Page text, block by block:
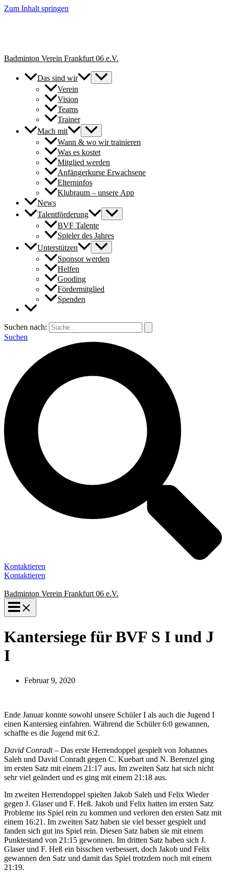
Zum Inhalt springen
Badminton Verein Frankfurt 06 e.V.
Das sind wir
Verein
Vision
Teams
Trainer
Mach mit
Wann & wo wir trainieren
Was es kostet
Mitglied werden
Anfängerkurse Erwachsene
Elterninfos
Klubraum – unsere App
News
Talentförderung
BVF Talente
Spieler des Jahres
Unterstützen
Sponsor werden
Helfen
Gooding
Fördermitglied
Spenden
Suchen nach:
Suchen
Kontaktieren
Kontaktieren
Badminton Verein Frankfurt 06 e.V.
Kantersiege für BVF S I und J
I
Februar 9, 2020
Ende Januar konnte sowohl unsere Schüler I als auch die Jugend I
einen Kantersieg einfahren. Während die Schüler 6:0 gewannen,
schaffte es die Jugend mit 6:2.
David Conradt – Das erste Herrendoppel gespielt von Johannes
Saleh und David Conradt gegen C. Kuebart und N. Berenzel ging
im ersten Satz mit einem 21:17 aus. Im zweiten Satz hat sich nicht
sehr viel geändert und es ging mit einem 21:18 aus.
Im zweiten Herrendoppel spielten Jakob Saleh und Felix Wieder
gegen J. Glaser und F. Heß. Jakob und Felix hatten im ersten Satz
Probleme ins Spiel rein zu kommen und verloren den ersten Satz mit
einem 16:21. Im zweiten Satz haben sie viel besser gespielt und
fanden sich gut ins Spiel rein. Diesen Satz haben sie mit einem
Punktestand von 21:15 gewonnen. Im dritten Satz haben sich J.
Glaser und F. Heß ein bisschen verbessert, doch Jakob und Felix
gewannen den Satz und damit das Spiel trotzdem noch mit einem
21:19.